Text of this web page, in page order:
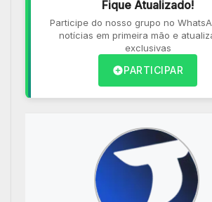
Fique Atualizado!
Participe do nosso grupo no
notícias em primeira mão e
exclusivas
PARTICIPAR